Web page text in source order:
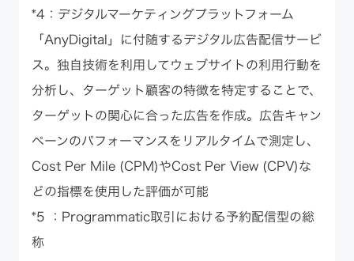
*4：デジタルマーケティングプラットフォーム
「AnyDigital」に付随するデジタル広告配信サービ
ス。独自技術を利用してウェブサイトの利用行動を
分析し、ターゲット顧客の特徴を特定することで、
ターゲットの関心に合った広告を作成。広告キャン
ペーンのパフォーマンスをリアルタイムで測定し、
Cost Per Mile (CPM)やCost Per View (CPV)な
どの指標を使用した評価が可能
*5 ：Programmatic取引における予約配信型の総
称